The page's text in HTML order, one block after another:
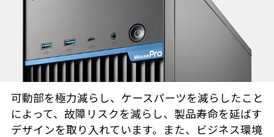
可動部を極力減らし、ケースパーツを減らしたこと
によって、故障リスクを減らし、製品寿命を延ばす
デザインを取り入れています。また、ビジネス環境